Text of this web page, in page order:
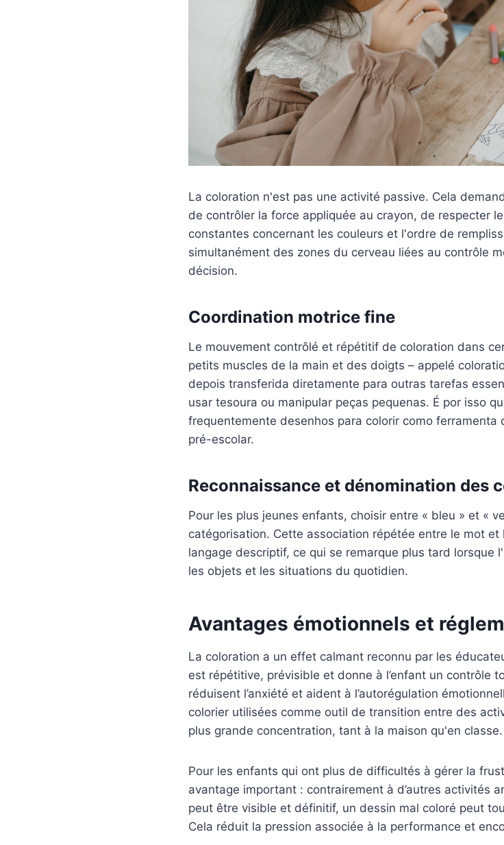
La coloration n'est pas une activité passive. Cela
de contrôler la force appliquée au crayon, de respecter
constantes concernant les couleurs et l'ordre de
simultanément des zones du cerveau liées au contrôle
décision.
Coordination motrice fine
Le mouvement contrôlé et répétitif de coloration dans
petits muscles de la main et des doigts – appelé
depois transferida diretamente para outras tarefas
usar tesoura ou manipular peças pequenas. É por isso
frequentemente desenhos para colorir como
pré-escolar.
Reconnaissance et dénomination des
Pour les plus jeunes enfants, choisir entre « bleu » et «
catégorisation. Cette association répétée entre le mot
langage descriptif, ce qui se remarque plus tard lorsque
les objets et les situations du quotidien.
Avantages émotionnels et
La coloration a un effet calmant reconnu par les
est répétitive, prévisible et donne à l’enfant un contrôle
réduisent l’anxiété et aident à l’autorégulation
colorier utilisées comme outil de transition entre des
plus grande concentration, tant à la maison qu'en classe.
Pour les enfants qui ont plus de difficultés à gérer la
avantage important : contrairement à d’autres activités
peut être visible et définitif, un dessin mal coloré peut
Cela réduit la pression associée à la performance et